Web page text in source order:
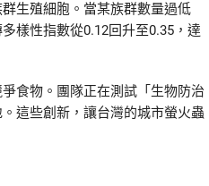
生殖細胞。當某族群數量過低
樣性指數從0.12回升至0.35，達
食物。團隊正在測試「生物防治
這些創新，讓台灣的城市螢火蟲